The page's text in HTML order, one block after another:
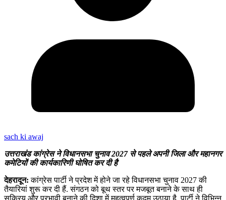
sach ki awaj
उत्तराखंड कांग्रेस ने विधानसभा चुनाव 2027 से पहले अपनी जिला और महानगर
कमेटियों की कार्यकारिणी घोषित कर दी है
देहरादून: कांग्रेस पार्टी ने प्रदेश में होने जा रहे विधानसभा चुनाव 2027 की
तैयारियां शुरू कर दी हैं. संगठन को बूथ स्तर पर मजबूत बनाने के साथ ही